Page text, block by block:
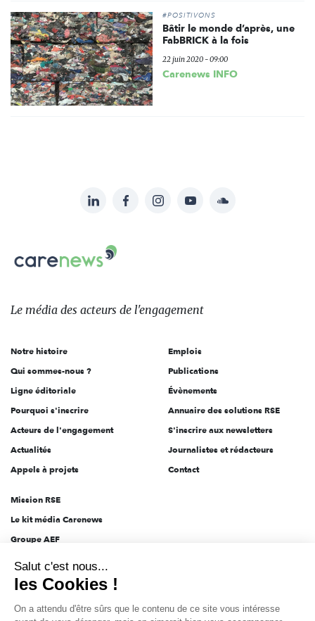
#POSITIVONS
Bâtir le monde d’après, une
FabBRICK à la fois
22 juin 2020 - 09:00
Carenews INFO
sur:
LinkedInFacebookInstagramYouTubeSoundcloud
Carenews,
Le
des
l'engagement
Le média des acteurs de l'engagement
Notre histoire
Qui sommes-nous ?
Ligne éditoriale
Pourquoi s'inscrire
Acteurs de l'engagement
Actualités
Appels à projets
Emplois
Publications
Évènements
Annuaire des solutions RSE
S'inscrire aux newsletters
Journalistes et rédacteurs
Contact
Mission RSE
Le kit média Carenews
Groupe AEF
Novethic
Inclusiv Day
les Cookies !
ce site vous intéresse avant de vous